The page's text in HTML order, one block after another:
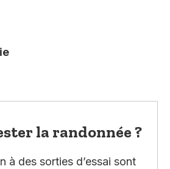
la randonnée ?
à des sorties d’essai sont